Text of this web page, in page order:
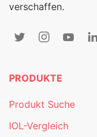
verschaffen.
PRODUKTE
Produkt Suche
IOL-Vergleich